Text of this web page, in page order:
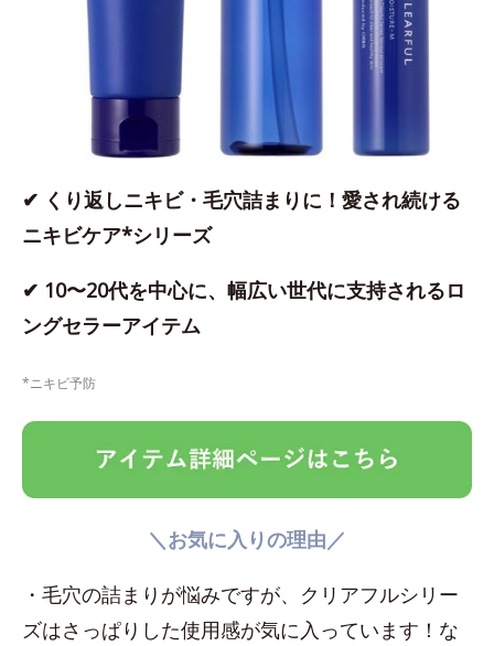
✔ くり返しニキビ・毛穴詰まりに！愛され続ける
ニキビケア*シリーズ
✔ 10〜20代を中心に、幅広い世代に支持されるロ
ングセラーアイテム
*ニキビ予防
＼お気に入りの理由／
・毛穴の詰まりが悩みですが、クリアフルシリー
ズはさっぱりした使用感が気に入っています！な